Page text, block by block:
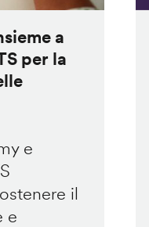
a
per la
e
il
e